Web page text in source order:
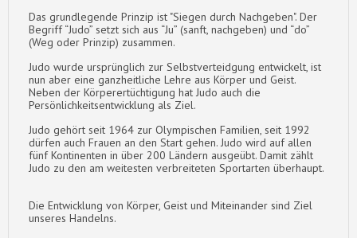
Das grundlegende Prinzip ist "Siegen durch Nachgeben". Der
Begriff “Judo” setzt sich aus “Ju” (sanft, nachgeben) und “do”
(Weg oder Prinzip) zusammen.
Judo wurde ursprünglich zur Selbstverteidgung entwickelt, ist
nun aber eine ganzheitliche Lehre aus Körper und Geist.
Neben der Körperertüchtigung hat Judo auch die
Persönlichkeitsentwicklung als Ziel.
Judo gehört seit 1964 zur Olympischen Familien, seit 1992
dürfen auch Frauen an den Start gehen. Judo wird auf allen
fünf Kontinenten in über 200 Ländern ausgeübt. Damit zählt
Judo zu den am weitesten verbreiteten Sportarten überhaupt.
Die Entwicklung von Körper, Geist und Miteinander sind Ziel
unseres Handelns.